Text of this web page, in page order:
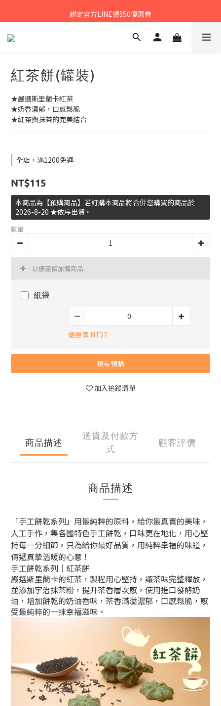
𝙉𝙀𝙒中秋禮盒早鳥預購享優惠!!
綁定官方LINE領$50優惠券
𝙉𝙀𝙒新朋友來報到～大寶礁蒜香新登場
紅茶餅(罐裝)
★嚴選斯里蘭卡紅茶
★奶香濃郁，口感鬆脆
★紅茶與抹茶的完美結合
全店，滿1200免運
NT$115
本商品為【預購商品】若訂購本商品將合併您購買的商品於
2026-8-20 ★依序出貨。
數量
以優惠價加購商品
紙袋
優惠價 NT$7
現在預購
加入追蹤清單
商品描述
送貨及付款方
式
顧客評價
商品描述
「手工餅乾系列」用最純粹的原料，給你最真實的美味，
人工手作，集各國特色手工餅乾，口味更在地化，用心堅
持每一分細節，只為給你最好品質，用純粹幸福的味道，
傳遞真摯溫暖的心意！
手工餅乾系列｜紅茶餅
嚴選斯里蘭卡的紅茶，製程用心堅持，讓茶味完整釋放，
並添加宇治抹茶粉，提升茶香層次感，使用進口發酵奶
油，增加餅乾的奶油香味，茶香滿溢濃郁，口感鬆脆，感
受最純粹的一抹幸福滋味。